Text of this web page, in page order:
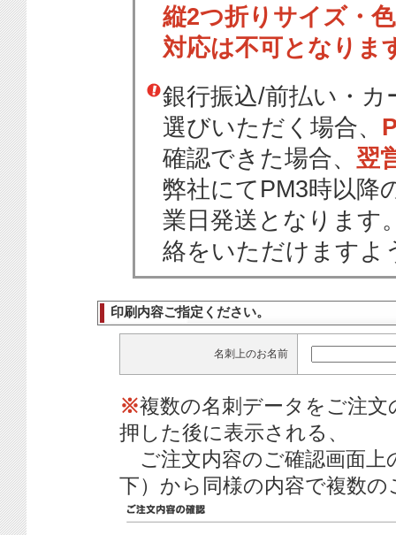
縦2つ折りサイズ・
対応は不可となりま
銀行振込/前払い・
選びいただく場合、
確認できた場合、 翌
弊社にてPM3時以降
業日発送となります
絡をいただけますよ
印刷内容ご指定ください。
名刺上のお名前
※複数の名刺データをご注
押した後に表示される、
ご注文内容のご確認画面上
下）から同様の内容で複数